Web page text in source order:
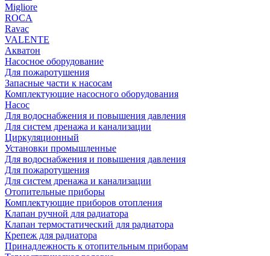
Migliore
ROCA
Rаvac
VALENTE
Акватон
Насосное оборудование
Для пожаротушения
Запасные части к насосам
Комплектующие насосного оборудования
Насос
Для водоснабжения и повышения давления
Для систем дренажа и канализации
Циркуляционный
Установки промышленные
Для водоснабжения и повышения давления
Для пожаротушения
Для систем дренажа и канализации
Отопительные приборы
Комплектующие приборов отопления
Клапан ручной для радиатора
Клапан термостатический для радиатора
Крепеж для радиатора
Принадлежность к отопительным приборам